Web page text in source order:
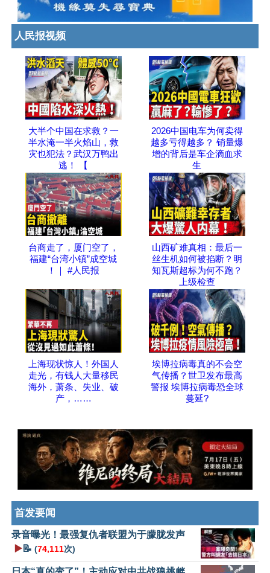
人民报视频
大半个中国在求救？一
半水淹一半火焰山，救
灾也犯法？武汉万鸭出
逃！ 【
2026中国电车为何卖得
越多亏得越多？ 销量爆
增的背后是车企滴血求
生
台商走了，厦门空了，
福建“台湾小镇”成空城
！｜ #人民报
山西矿难真相：最后一
丝生机如何被掐断？明
知瓦斯超标为何不跑？
上级检查
上海现状惊人！外国人
走光，有钱人大量移民
海外，萧条、失业、破
产，……
埃博拉病毒真的不会空
气传播？世卫发布最高
警报 埃博拉病毒恐全球
蔓延?
首发要闻
录音曝光！最强复仇者联盟为于朦胧发声
▶️📝 (74,111次)